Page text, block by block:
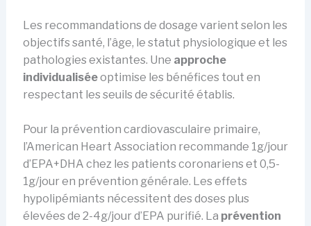
Les recommandations de dosage varient selon les
objectifs santé, l’âge, le statut physiologique et les
pathologies existantes. Une approche
individualiséeoptimise les bénéfices tout en
respectant les seuils de sécurité établis.
Pour la prévention cardiovasculaire primaire,
l’American Heart Association recommande 1g/jour
d’EPA+DHA chez les patients coronariens et 0,5-
1g/jour en prévention générale. Les effets
hypolipémiants nécessitent des doses plus
élevées de 2-4g/jour d’EPA purifié. La prévention